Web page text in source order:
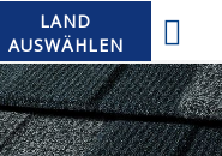
LAND
AUSWÄHLEN